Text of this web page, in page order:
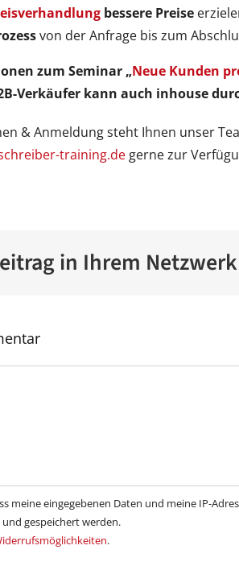
bessere Preise
von der Anfrage bis zum
zum Seminar „Neue Kunden
Verkäufer kann auch inhouse
& Anmeldung steht Ihnen unser
training.degerne zur
in Ihrem
meine eingegebenen Daten und meine IP-
gespeichert werden.
.